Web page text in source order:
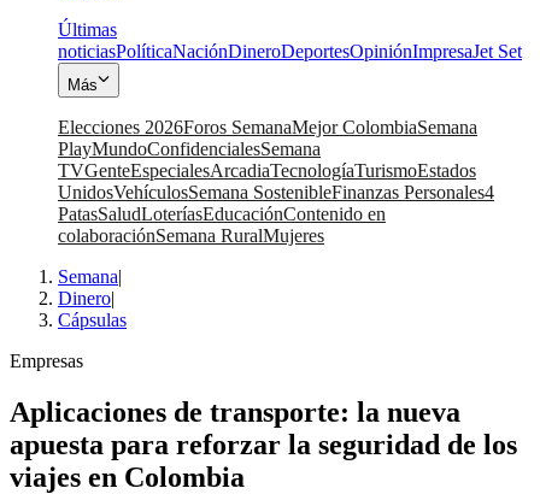
Últimas
noticiasPolíticaNaciónDineroDeportesOpiniónImpresaJet Set
Más
Elecciones 2026Foros SemanaMejor ColombiaSemana
PlayMundoConfidencialesSemana
TVGenteEspecialesArcadiaTecnologíaTurismoEstados
UnidosVehículosSemana SostenibleFinanzas Personales4
PatasSaludLoteríasEducaciónContenido en
colaboraciónSemana RuralMujeres
Semana|
Dinero|
Cápsulas
Empresas
Aplicaciones de transporte: la nueva
apuesta para reforzar la seguridad de los
viajes en Colombia